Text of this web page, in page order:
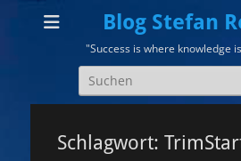
Blog Stefan
"Success is where knowledge
Suchen
nach:
Schlagwort: